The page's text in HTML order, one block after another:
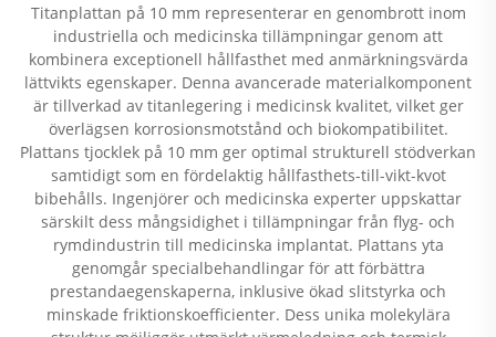
Titanplattan på 10 mm representerar en genombrott inom
industriella och medicinska tillämpningar genom att
kombinera exceptionell hållfasthet med anmärkningsvärda
lättvikts egenskaper. Denna avancerade materialkomponent
är tillverkad av titanlegering i medicinsk kvalitet, vilket ger
överlägsen korrosionsmotstånd och biokompatibilitet.
Plattans tjocklek på 10 mm ger optimal strukturell stödverkan
samtidigt som en fördelaktig hållfasthets-till-vikt-kvot
bibehålls. Ingenjörer och medicinska experter uppskattar
särskilt dess mångsidighet i tillämpningar från flyg- och
rymdindustrin till medicinska implantat. Plattans yta
genomgår specialbehandlingar för att förbättra
prestandaegenskaperna, inklusive ökad slitstyrka och
minskade friktionskoefficienter. Dess unika molekylära